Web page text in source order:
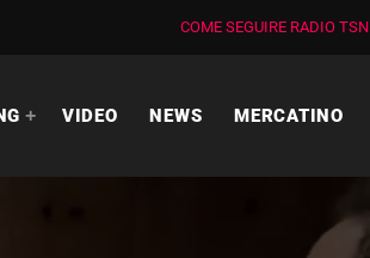
COME SEGUIRE RADIO TSN
VIDEO NEWS MERCATINO